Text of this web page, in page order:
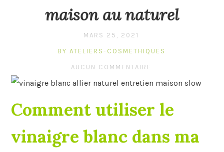
maison au naturel
MARS 25, 2021
BY ATELIERS-COSMETHIQUES
AUCUN COMMENTAIRE
Comment utiliser le
vinaigre blanc dans ma